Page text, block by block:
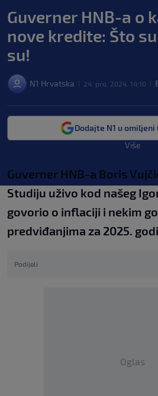
Guverner HNB-a o
nove kredite: Što
su!
N1 Hrvatska 24. pro. 2024. 14:10
Dodajte N1 u omiljeni
Više
Guverner HNB-a Boris
Studiju uživo kod našeg
govorio o inflaciji i nekim
predviđanjima za 2025.
Podijeli
Oglas